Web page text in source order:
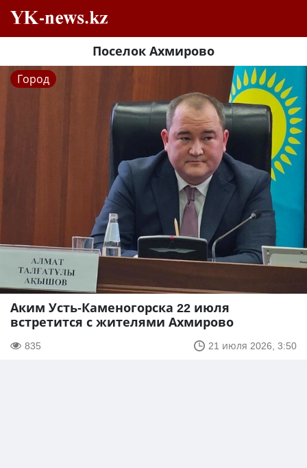
Поселок Ахмирово
Город
Аким Усть-Каменогорска 22 июля
встретится с жителями Ахмирово
835 21 июля 2026, 3:50